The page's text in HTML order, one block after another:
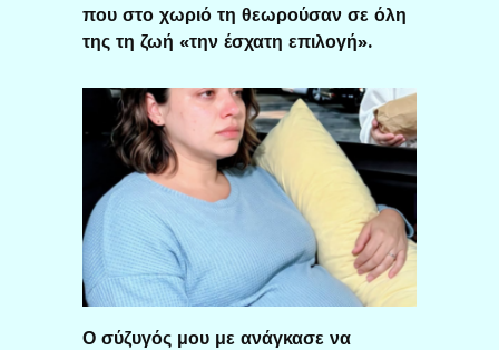
που στο χωριό τη θεωρούσαν σε όλη
της τη ζωή «την έσχατη επιλογή».
Ο σύζυγός μου με ανάγκασε να